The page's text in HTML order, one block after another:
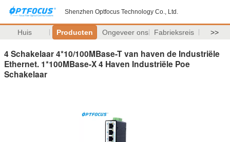
Shenzhen Optfocus Technology Co., Ltd.
Huis Producten Ongeveer ons Fabrieksreis >>
4 Schakelaar 4*10/100MBase-T van haven de Industriële
Ethernet. 1*100MBase-X 4 Haven Industriële Poe
Schakelaar